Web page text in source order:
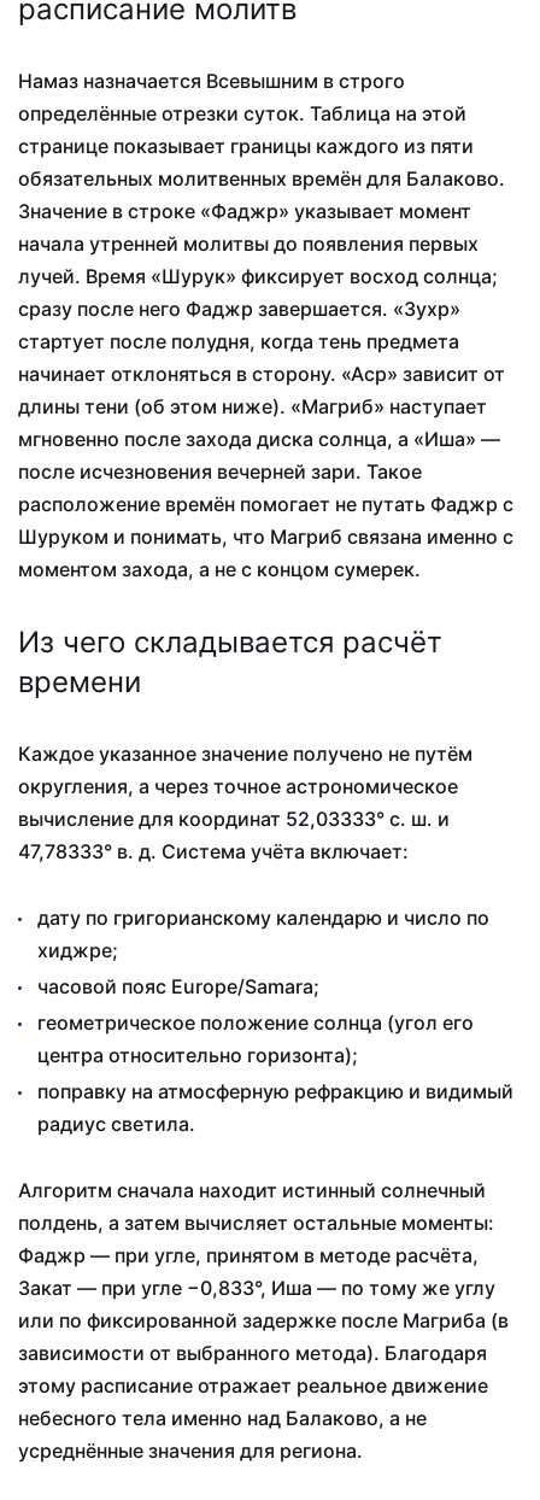
расписание молитв
Намаз назначается Всевышним в строго
определённые отрезки суток. Таблица на этой
странице показывает границы каждого из пяти
обязательных молитвенных времён для Балаково.
Значение в строке «Фаджр» указывает момент
начала утренней молитвы до появления первых
лучей. Время «Шурук» фиксирует восход солнца;
сразу после него Фаджр завершается. «Зухр»
стартует после полудня, когда тень предмета
начинает отклоняться в сторону. «Аср» зависит от
длины тени (об этом ниже). «Магриб» наступает
мгновенно после захода диска солнца, а «Иша» —
после исчезновения вечерней зари. Такое
расположение времён помогает не путать Фаджр с
Шуруком и понимать, что Магриб связана именно с
моментом захода, а не с концом сумерек.
Из чего складывается расчёт
времени
Каждое указанное значение получено не путём
округления, а через точное астрономическое
вычисление для координат 52,03333° с. ш. и
47,78333° в. д. Система учёта включает:
дату по григорианскому календарю и число по
хиджре;
часовой пояс Europe/Samara;
геометрическое положение солнца (угол его
центра относительно горизонта);
поправку на атмосферную рефракцию и видимый
радиус светила.
Алгоритм сначала находит истинный солнечный
полдень, а затем вычисляет остальные моменты:
Фаджр — при угле, принятом в методе расчёта,
Закат — при угле −0,833°, Иша — по тому же углу
или по фиксированной задержке после Магриба (в
зависимости от выбранного метода). Благодаря
этому расписание отражает реальное движение
небесного тела именно над Балаково, а не
усреднённые значения для региона.